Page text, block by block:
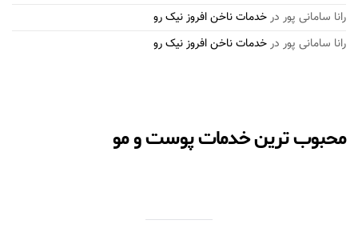
رانا سامانی پور درخدمات ناخن افروز نیک رو
رانا سامانی پور درخدمات ناخن افروز نیک رو
محبوب ترین خدمات پوست و مو